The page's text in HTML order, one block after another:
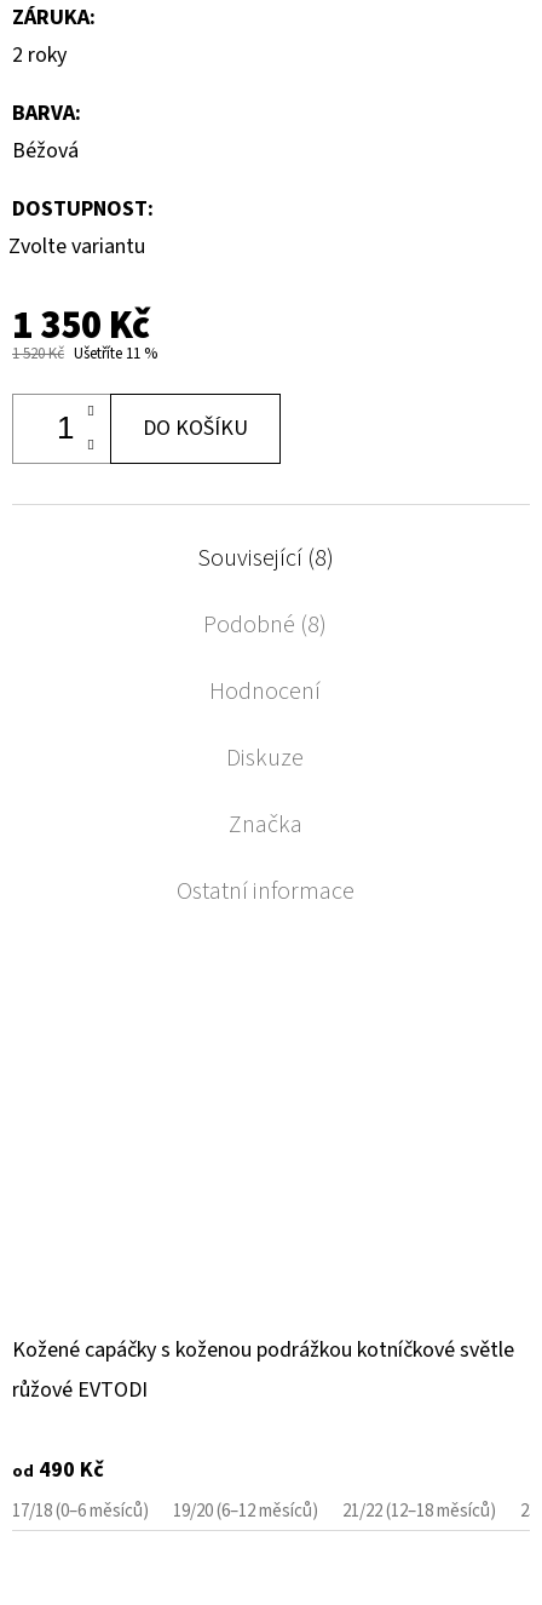
ZÁRUKA:
2 roky
BARVA:
Béžová
DOSTUPNOST:
Zvolte variantu
1 350 Kč
1 520 Kč Ušetříte 11 %
DO KOŠÍKU
Související (8)
Podobné (8)
Hodnocení
Diskuze
Značka
Ostatní informace
Kožené capáčky s koženou podrážkou kotníčkové světle
růžové EVTODI
od 490 Kč
17/18 (0–6 měsíců) 19/20 (6–12 měsíců) 21/22 (12–18 měsíců)